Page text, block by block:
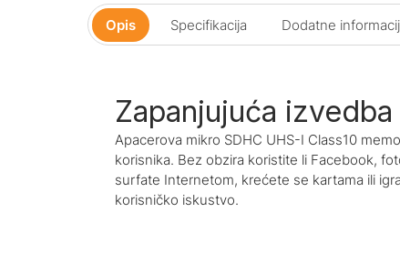
Opis Specifikacija Dodatne
Zapanjujuća izvedba
Apacerova mikro SDHC UHS-I Class10
korisnika. Bez obzira koristite li Facebook,
surfate Internetom, krećete se kartama ili
korisničko iskustvo.